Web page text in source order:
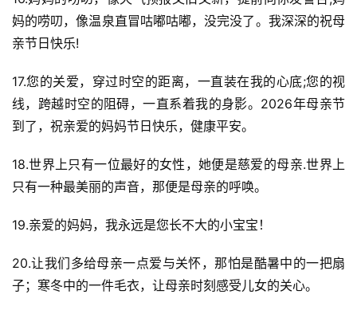
妈的唠叨，像温泉直冒咕嘟咕嘟，没完没了。我深深的祝母
亲节日快乐!
17.您的关爱，穿过时空的距离，一直装在我的心底;您的视
线，跨越时空的阻碍，一直系着我的身影。2026年母亲节
到了，祝亲爱的妈妈节日快乐，健康平安。
18.世界上只有一位最好的女性，她便是慈爱的母亲.世界上
只有一种最美丽的声音，那便是母亲的呼唤。
19.亲爱的妈妈，我永远是您长不大的小宝宝！
20.让我们多给母亲一点爱与关怀，那怕是酷暑中的一把扇
子；寒冬中的一件毛衣，让母亲时刻感受儿女的关心。